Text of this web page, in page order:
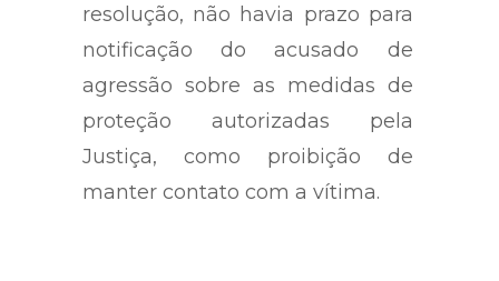
resolução, não havia prazo para
notificação do acusado de
agressão sobre as medidas de
proteção autorizadas pela
Justiça, como proibição de
manter contato com a vítima.